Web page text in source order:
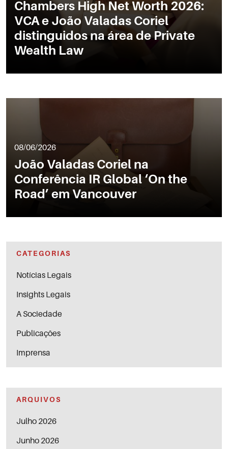
Chambers High Net Worth 2026:
VCA e João Valadas Coriel
distinguidos na área de Private
Wealth Law
08/06/2026
João Valadas Coriel na
Conferência IR Global ‘On the
Road’ em Vancouver
CATEGORIAS
Notícias Legais
Insights Legais
A Sociedade
Publicações
Imprensa
ARQUIVOS
Julho 2026
Junho 2026